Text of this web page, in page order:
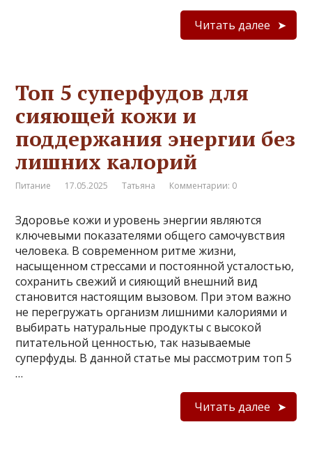
Читать далее
Топ 5 суперфудов для
сияющей кожи и
поддержания энергии без
лишних калорий
Питание 17.05.2025 Татьяна Комментарии: 0
Здоровье кожи и уровень энергии являются
ключевыми показателями общего самочувствия
человека. В современном ритме жизни,
насыщенном стрессами и постоянной усталостью,
сохранить свежий и сияющий внешний вид
становится настоящим вызовом. При этом важно
не перегружать организм лишними калориями и
выбирать натуральные продукты с высокой
питательной ценностью, так называемые
суперфуды. В данной статье мы рассмотрим топ 5
…
Читать далее